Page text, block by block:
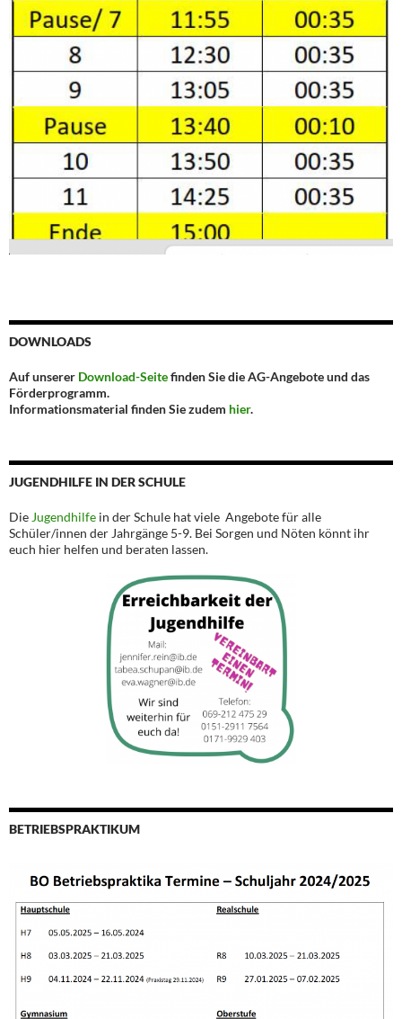
DOWNLOADS
Auf unserer Download-Seitefinden Sie die AG-Angebote und das
Förderprogramm.
Informationsmaterial finden Sie zudem hier.
JUGENDHILFE IN DER SCHULE
Die Jugendhilfe in der Schule hat viele Angebote für alle
Schüler/innen der Jahrgänge 5-9. Bei Sorgen und Nöten könnt ihr
euch hier helfen und beraten lassen.
BETRIEBSPRAKTIKUM